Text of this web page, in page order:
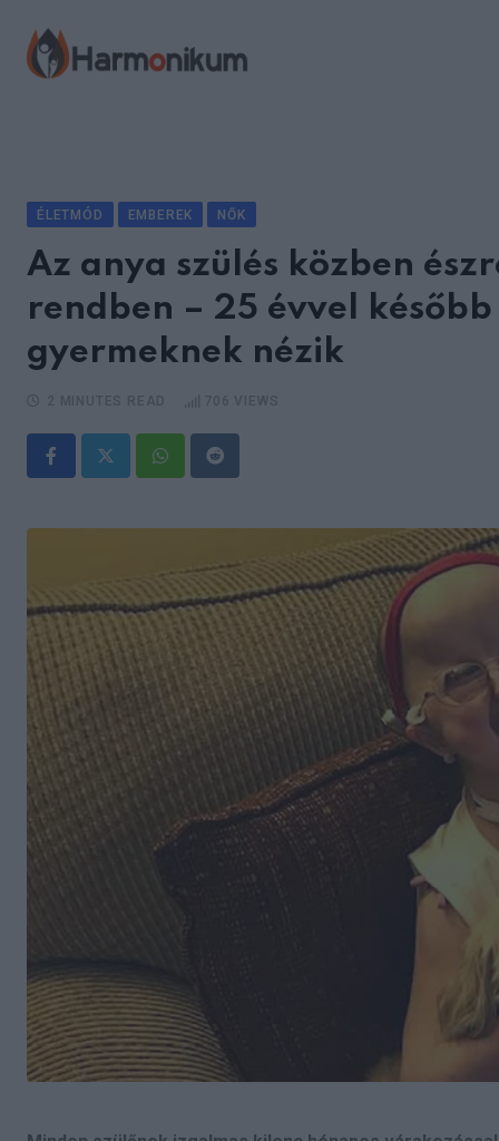
content
ÉLETMÓD EMBEREK NŐK
Az anya szülés közben
rendben – 25 évvel
gyermeknek nézik
WhatsappReddit